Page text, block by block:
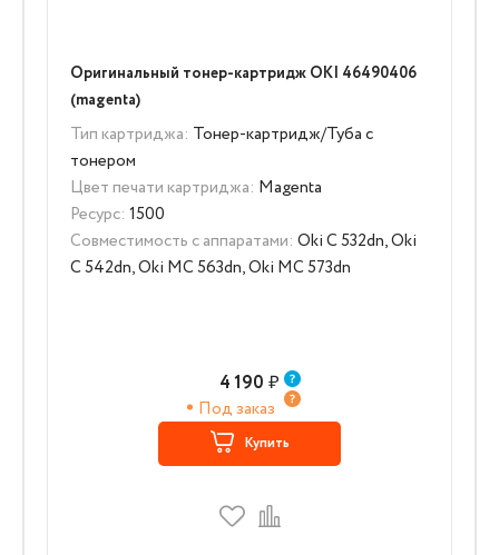
Оригинальный тонер-картридж OKI 46490406
(magenta)
Тип картриджа: Тонер-картридж/Туба с
тонером
Цвет печати картриджа: Magenta
Ресурс: 1500
Совместимость с аппаратами: Oki C 532dn, Oki
C 542dn, Oki MC 563dn, Oki MC 573dn
4 190 ₽
Под заказ
Купить